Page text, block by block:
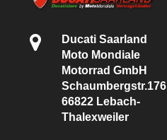
Ducati Saarland
Moto Mondiale
Motorrad GmbH
Schaumbergstr.176
66822 Lebach-
Thalexweiler